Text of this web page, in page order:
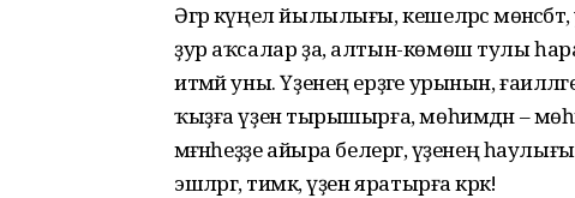
Әгәр күңел йылылығы, кешеләрсә
ҙур аҡсалар ҙа, алтын-көмөш тулы
итмәй уны. Үҙенең ерҙәге урынын,
ҡыҙға үҙенә тырышырға, мөһимдән – мөһим
мәғәнәһеҙҙе айыра белергә, үҙенең
эшләргә, тимәк, үҙен яратырға кәрәк!